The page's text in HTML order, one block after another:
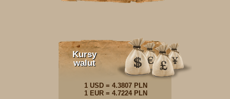
Kursy
walut
1 USD = 4.3807 PLN
1 EUR = 4.7224 PLN